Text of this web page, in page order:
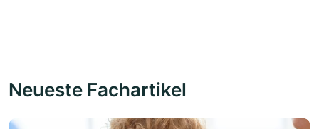
Neueste Fachartikel